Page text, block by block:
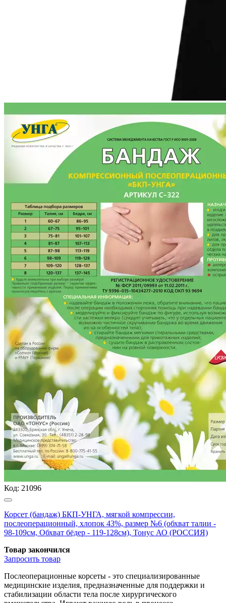
Код: 21096
Корсет (бандаж) БКП-УНГА, мягкой компрессии,
послеоперационный, хлопок 43%, размер №6 (обхват талии -
98-109см, Обхват бёдер - 119-128см), Тонус АО (РОССИЯ)
Товар закончился
Запросить товар
Послеоперационные корсеты - это специализированные
медицинские изделия, предназначенные для поддержки и
стабилизации области тела после хирургического